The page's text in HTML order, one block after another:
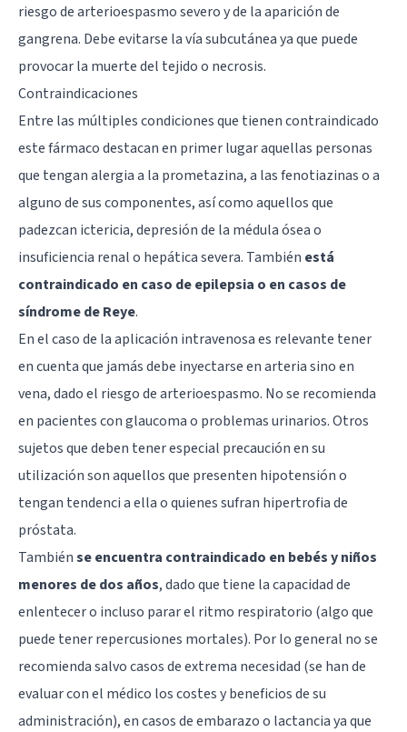
riesgo de arterioespasmo severo y de la aparición de
gangrena. Debe evitarse la vía subcutánea ya que puede
provocar la muerte del tejido o necrosis.
Contraindicaciones
Entre las múltiples condiciones que tienen contraindicado
este fármaco destacan en primer lugar aquellas personas
que tengan alergia a la prometazina, a las fenotiazinas o a
alguno de sus componentes, así como aquellos que
padezcan ictericia, depresión de la médula ósea o
insuficiencia renal o hepática severa. También está
contraindicado en caso de epilepsia o en casos de
síndrome de Reye.
En el caso de la aplicación intravenosa es relevante tener
en cuenta que jamás debe inyectarse en arteria sino en
vena, dado el riesgo de arterioespasmo. No se recomienda
en pacientes con glaucoma o problemas urinarios. Otros
sujetos que deben tener especial precaución en su
utilización son aquellos que presenten hipotensión o
tengan tendenci a ella o quienes sufran hipertrofia de
próstata.
Tambiénse encuentra contraindicado en bebés y niños
menores de dos años, dado que tiene la capacidad de
enlentecer o incluso parar el ritmo respiratorio (algo que
puede tener repercusiones mortales). Por lo general no se
recomienda salvo casos de extrema necesidad (se han de
evaluar con el médico los costes y beneficios de su
administración), en casos de embarazo o lactancia ya que